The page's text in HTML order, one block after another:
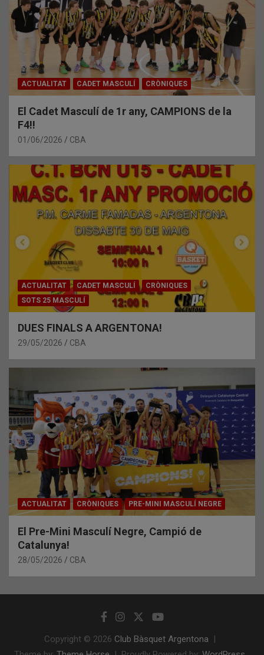
ACTUALITAT CADET MASCULÍ CRÒNIQUES
El Cadet Masculí de 1r any, CAMPIONS de la
F4!!
01/06/2026 CBA
ACTUALITAT CADET MASCULÍ
CRÒNIQUES
SOTS 25 MASCULÍ
DUES FINALS A ARGENTONA!
29/05/2026 CBA
ACTUALITAT CRÒNIQUES PRE-MINI MASCULÍ NEGRE
El Pre-Mini Masculí Negre, Campió de
Catalunya!
28/05/2026 CBA
Copyright © 2026 Club Bàsquet Argentona